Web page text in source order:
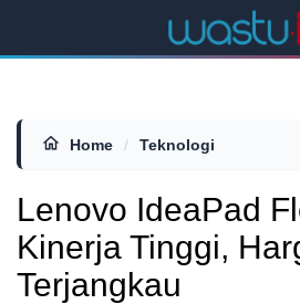
Home / Teknologi
Lenovo IdeaPad
Kinerja Tinggi,
Terjangkau